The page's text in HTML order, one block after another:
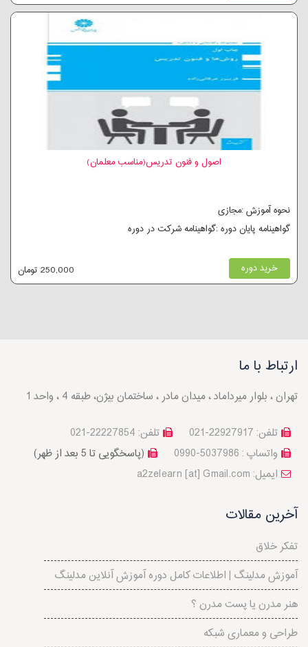
اصول و فنون تدریس(مناسب معلمان)
نحوه آموزش :مجازی
گواهینامه پایان دوره :گواهینامه شرکت در دوره
خرید دوره 250,000 تومان
ارتباط با ما
تهران ، بلوار میرداماد ، میدان مادر ، ساختمان بیژن، طبقه 4 ، واحد 1
تلفن: 22227854-021
تلفن: 22927917-021
(پاسخگویی تا 5 بعد از ظهر)
واتساپ : 5037986-0990
a2zelearn [at] Gmail.com :ایمیل
آخرین مقالات
تفکر خلاق
آموزش مدلینگ | اطلاعات کامل دوره آموزش آنلاین مدلینگ
هنر مدرن یا پست مدرن ؟
طراحی و معماری شبکه